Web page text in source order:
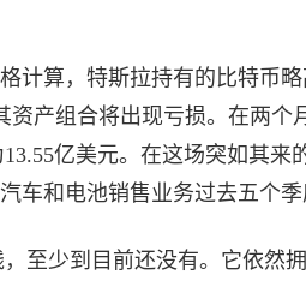
计算，特斯拉持有的比特币
资产组合将出现亏损。在两个
亿美元。在这场突如其来
车和电池销售业务过去五个季
至少到目前还没有。它依然